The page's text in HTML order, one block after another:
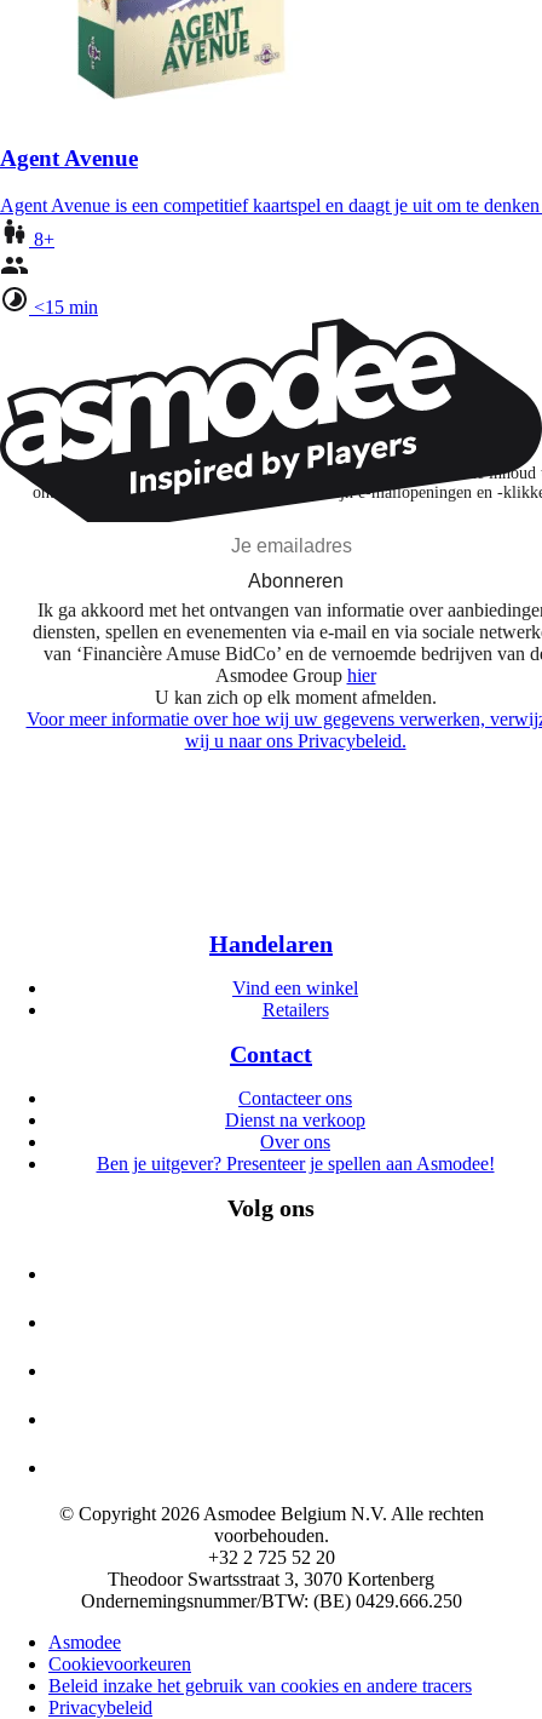
Agent Avenue
Agent Avenue is een competitief kaartspel en daagt je uit om te
8+
<15 min
Wil je nog meer spelnieuws ontvangen?
Ik abonneer me om spellen, nieuwe releases en gepersonaliseerde inhoud
ontdekken op basis van mijn interesses en mijn e-mailopeningen en -
Abonneren
Ik ga akkoord met het ontvangen van informatie over
diensten, spellen en evenementen via e-mail en via sociale
van ‘Financière Amuse BidCo’ en de vernoemde bedrijven van
Asmodee Group hier
U kan zich op elk moment afmelden.
Voor meer informatie over hoe wij uw gegevens verwerken,
wij u naar ons Privacybeleid.
Handelaren
Vind een winkel
Retailers
Contact
Contacteer ons
Dienst na verkoop
Over ons
Ben je uitgever? Presenteer je spellen aan Asmodee!
Volg ons
© Copyright 2026 Asmodee Belgium N.V. Alle rechten
voorbehouden.
+32 2 725 52 20
Theodoor Swartsstraat 3, 3070 Kortenberg
Ondernemingsnummer/BTW: (BE) 0429.666.250
Asmodee
Cookievoorkeuren
Beleid inzake het gebruik van cookies en andere tracers
Privacybeleid